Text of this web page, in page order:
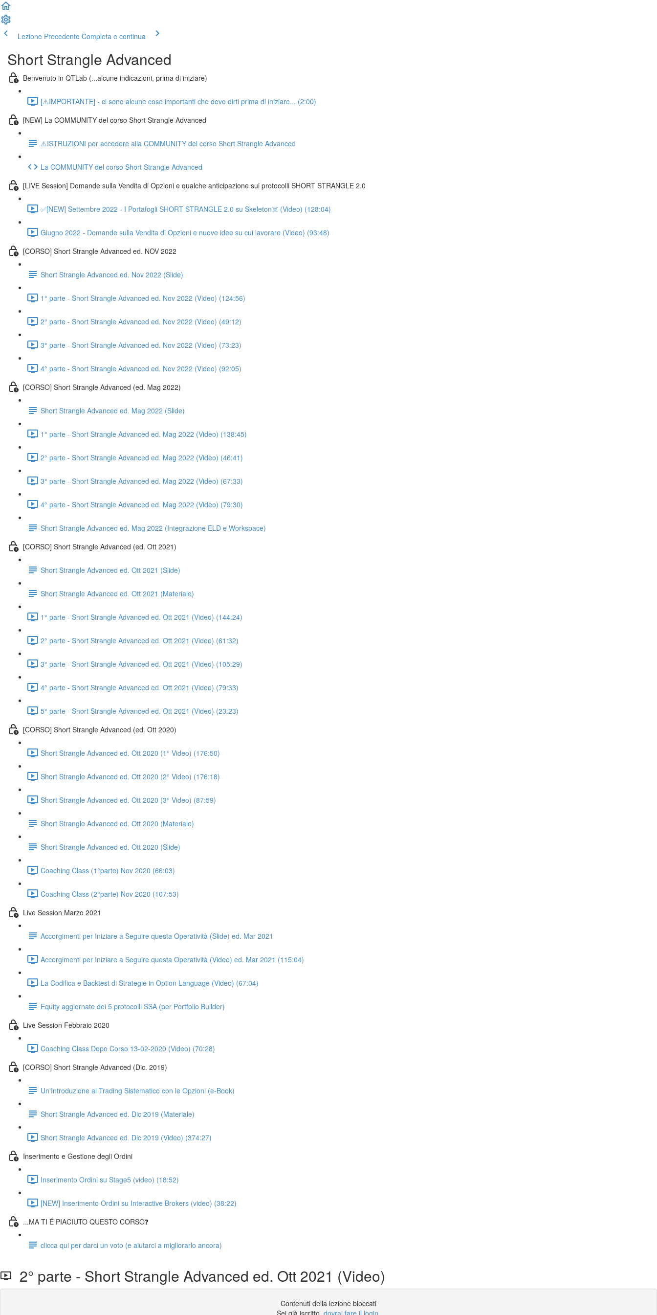
Lezione Precedente Completa e continua
Short Strangle Advanced
Benvenuto in QTLab (...alcune indicazioni, prima di iniziare)
[⚠️IMPORTANTE] - ci sono alcune cose importanti che devo dirti prima di iniziare... (2:00)
[NEW] La COMMUNITY del corso Short Strangle Advanced
⚠️ISTRUZIONI per accedere alla COMMUNITY del corso Short Strangle Advanced
La COMMUNITY del corso Short Strangle Advanced
[LIVE Session] Domande sulla Vendita di Opzioni e qualche anticipazione sui protocolli SHORT STRANGLE 2.0
✅[NEW] Settembre 2022 - I Portafogli SHORT STRANGLE 2.0 su Skeleton☠️ (Video) (128:04)
Giugno 2022 - Domande sulla Vendita di Opzioni e nuove idee su cui lavorare (Video) (93:48)
[CORSO] Short Strangle Advanced ed. NOV 2022
Short Strangle Advanced ed. Nov 2022 (Slide)
1° parte - Short Strangle Advanced ed. Nov 2022 (Video) (124:56)
2° parte - Short Strangle Advanced ed. Nov 2022 (Video) (49:12)
3° parte - Short Strangle Advanced ed. Nov 2022 (Video) (73:23)
4° parte - Short Strangle Advanced ed. Nov 2022 (Video) (92:05)
[CORSO] Short Strangle Advanced (ed. Mag 2022)
Short Strangle Advanced ed. Mag 2022 (Slide)
1° parte - Short Strangle Advanced ed. Mag 2022 (Video) (138:45)
2° parte - Short Strangle Advanced ed. Mag 2022 (Video) (46:41)
3° parte - Short Strangle Advanced ed. Mag 2022 (Video) (67:33)
4° parte - Short Strangle Advanced ed. Mag 2022 (Video) (79:30)
Short Strangle Advanced ed. Mag 2022 (Integrazione ELD e Workspace)
[CORSO] Short Strangle Advanced (ed. Ott 2021)
Short Strangle Advanced ed. Ott 2021 (Slide)
Short Strangle Advanced ed. Ott 2021 (Materiale)
1° parte - Short Strangle Advanced ed. Ott 2021 (Video) (144:24)
2° parte - Short Strangle Advanced ed. Ott 2021 (Video) (61:32)
3° parte - Short Strangle Advanced ed. Ott 2021 (Video) (105:29)
4° parte - Short Strangle Advanced ed. Ott 2021 (Video) (79:33)
5° parte - Short Strangle Advanced ed. Ott 2021 (Video) (23:23)
[CORSO] Short Strangle Advanced (ed. Ott 2020)
Short Strangle Advanced ed. Ott 2020 (1° Video) (176:50)
Short Strangle Advanced ed. Ott 2020 (2° Video) (176:18)
Short Strangle Advanced ed. Ott 2020 (3° Video) (87:59)
Short Strangle Advanced ed. Ott 2020 (Materiale)
Short Strangle Advanced ed. Ott 2020 (Slide)
Coaching Class (1°parte) Nov 2020 (66:03)
Coaching Class (2°parte) Nov 2020 (107:53)
Live Session Marzo 2021
Accorgimenti per Iniziare a Seguire questa Operatività (Slide) ed. Mar 2021
Accorgimenti per Iniziare a Seguire questa Operatività (Video) ed. Mar 2021 (115:04)
La Codifica e Backtest di Strategie in Option Language (Video) (67:04)
Equity aggiornate dei 5 protocolli SSA (per Portfolio Builder)
Live Session Febbraio 2020
Coaching Class Dopo Corso 13-02-2020 (Video) (70:28)
[CORSO] Short Strangle Advanced (Dic. 2019)
Un'Introduzione al Trading Sistematico con le Opzioni (e-Book)
Short Strangle Advanced ed. Dic 2019 (Materiale)
Short Strangle Advanced ed. Dic 2019 (Video) (374:27)
Inserimento e Gestione degli Ordini
Inserimento Ordini su Stage5 (video) (18:52)
[NEW] Inserimento Ordini su Interactive Brokers (video) (38:22)
...MA TI É PIACIUTO QUESTO CORSO❓
clicca qui per darci un voto (e aiutarci a migliorarlo ancora)
2° parte - Short Strangle Advanced ed. Ott 2021 (Video)
Contenuti della lezione bloccati
Sei già iscritto, dovrai fare il login